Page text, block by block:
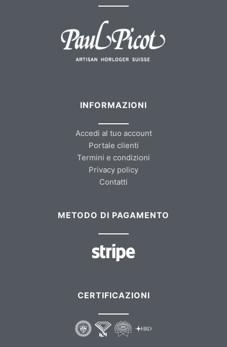
INFORMAZIONI
Accedi al tuo account
Portale clienti
Termini e condizioni
Privacy policy
Contatti
METODO DI PAGAMENTO
CERTIFICAZIONI